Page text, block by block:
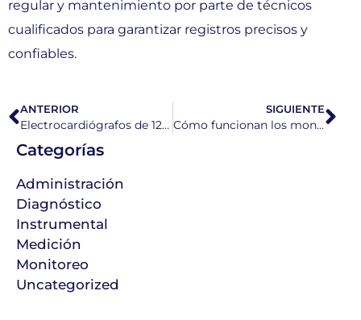
regular y mantenimiento por parte de técnicos
cualificados para garantizar registros precisos y
confiables.
ANTERIOR
Electrocardiógrafos de 12 canales
SIGUIENTE
Cómo funcionan los monitores de signos vitales
Categorías
Administración
Diagnóstico
Instrumental
Medición
Monitoreo
Uncategorized